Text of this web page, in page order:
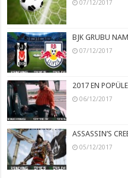
07/12/2017
BJK GRUBU
07/12/2017
2017 EN
06/12/2017
ASSASSIN’S
05/12/2017